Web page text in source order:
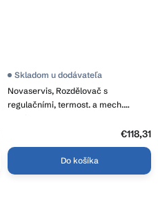
Novaservis, Rozdělovač s
regulačními, termost. a mech.
Skladom u dodávateľa
€118,31
Do košíka